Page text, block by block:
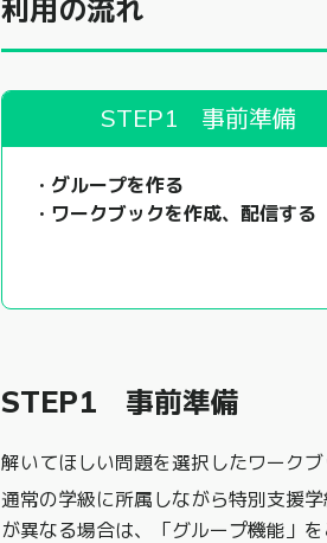
利用の流れ
STEP1 事前準備
・グループを作る
・ワークブックを作成、配信する
STEP1 事前準備
解いてほしい問題を選択したワークブ
通常の学級に所属しながら特別支援
が異なる場合は、「グループ機能」を